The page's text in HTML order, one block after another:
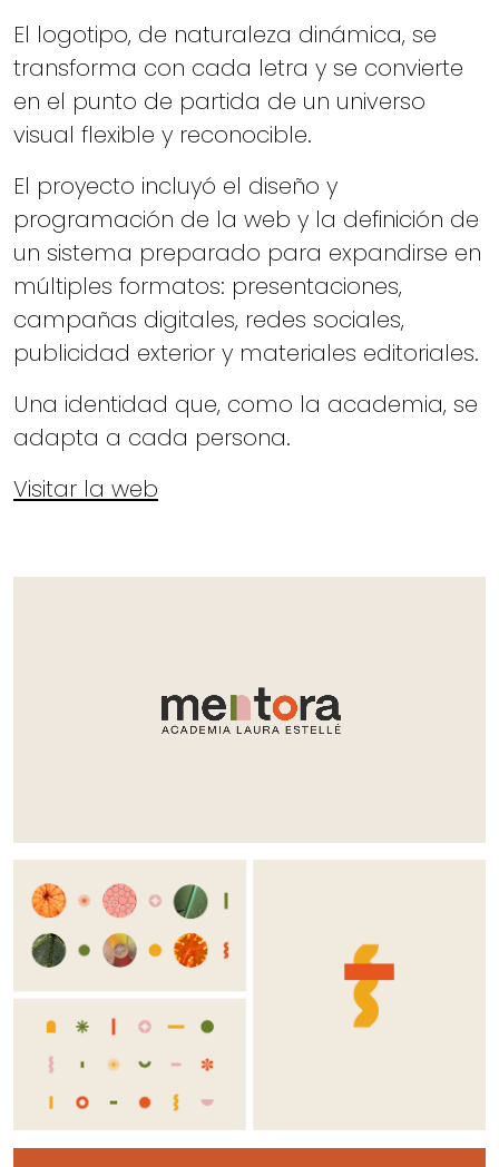
El logotipo, de naturaleza dinámica, se
transforma con cada letra y se convierte
en el punto de partida de un universo
visual flexible y reconocible.
El proyecto incluyó el diseño y
programación de la web y la definición de
un sistema preparado para expandirse en
múltiples formatos: presentaciones,
campañas digitales, redes sociales,
publicidad exterior y materiales editoriales.
Una identidad que, como la academia, se
adapta a cada persona.
Visitar la web